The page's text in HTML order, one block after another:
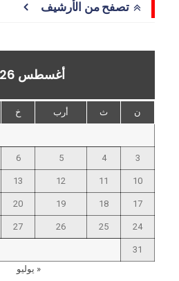
تصفح من الأرشيف
أغسطس 2026
ن ث أرب خ
3
4
5
6
10
11
12
13
17
18
19
20
24
25
26
27
31
« يوليو